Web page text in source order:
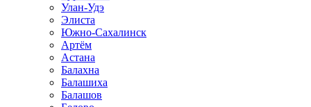
Улан-Удэ
Элиста
Южно-Сахалинск
Артём
Астана
Балахна
Балашиха
Балашов